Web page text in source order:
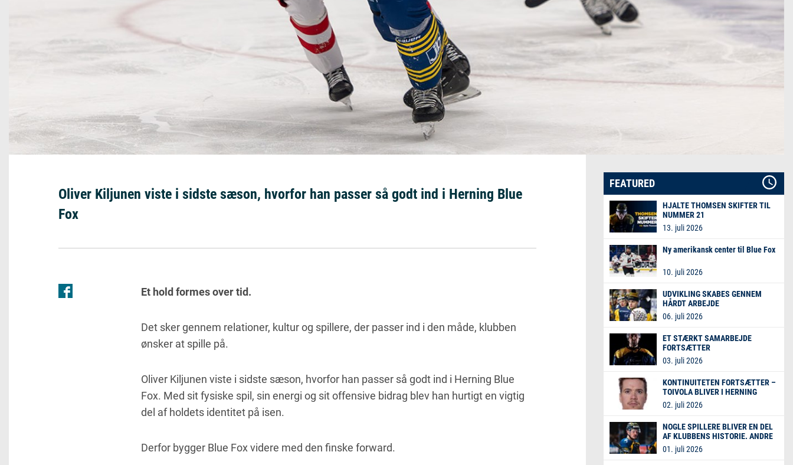
Oliver Kiljunen viste i sidste sæson, hvorfor han passer så godt ind i Herning Blue
Fox
Et hold formes over tid.
Det sker gennem relationer, kultur og spillere, der passer ind i den måde, klubben
ønsker at spille på.
Oliver Kiljunen viste i sidste sæson, hvorfor han passer så godt ind i Herning Blue
Fox. Med sit fysiske spil, sin energi og sit offensive bidrag blev han hurtigt en vigtig
del af holdets identitet på isen.
Derfor bygger Blue Fox videre med den finske forward.
FEATURED
HJALTE THOMSEN SKIFTER TIL
NUMMER 21
13. juli 2026
Ny amerikansk center til Blue Fox
10. juli 2026
UDVIKLING SKABES GENNEM
HÅRDT ARBEJDE
06. juli 2026
ET STÆRKT SAMARBEJDE
FORTSÆTTER
03. juli 2026
KONTINUITETEN FORTSÆTTER –
TOIVOLA BLIVER I HERNING
02. juli 2026
NOGLE SPILLERE BLIVER EN DEL
AF KLUBBENS HISTORIE. ANDRE
ER MED TIL AT SKRIVE DEN.
01. juli 2026